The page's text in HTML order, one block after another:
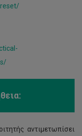
αντιμετωπίσει